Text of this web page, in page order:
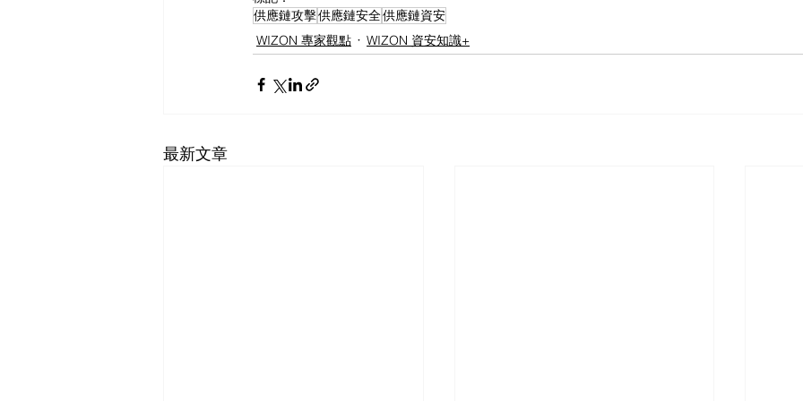
供應鏈攻擊供應鏈安全供應鏈資安
WIZON 專家觀點
WIZON 資安知識+
最新文章